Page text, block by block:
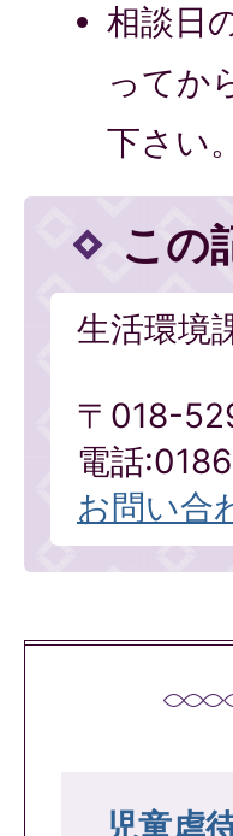
相談日
ってか
下さい。
この
生活環境
〒018-
電話
お問い合
児童虐